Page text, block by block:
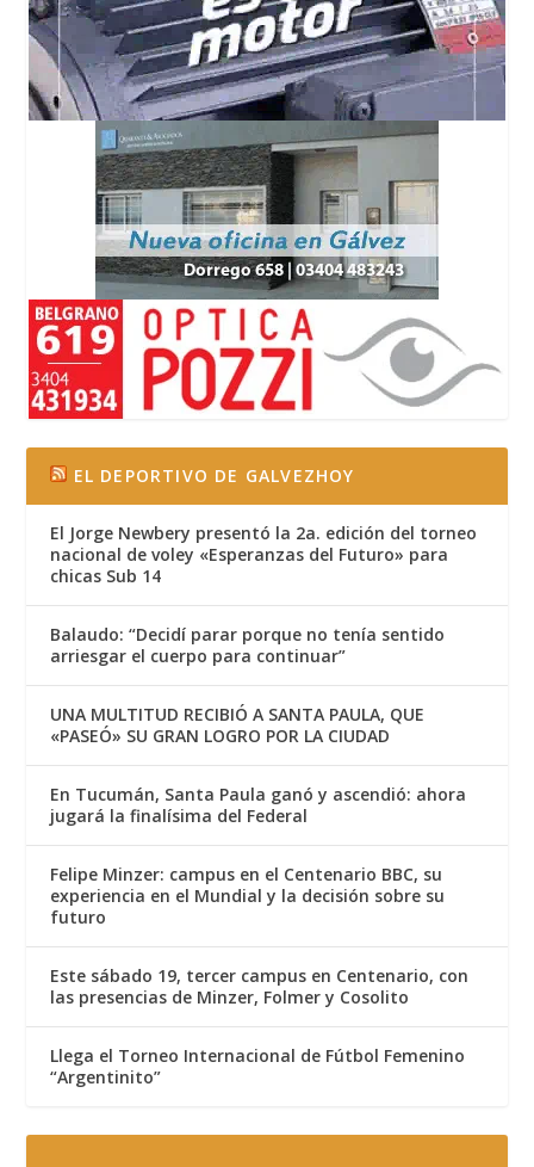
EL DEPORTIVO DE GALVEZHOY
El Jorge Newbery presentó la 2a. edición del torneo
nacional de voley «Esperanzas del Futuro» para
chicas Sub 14
Balaudo: “Decidí parar porque no tenía sentido
arriesgar el cuerpo para continuar”
UNA MULTITUD RECIBIÓ A SANTA PAULA, QUE
«PASEÓ» SU GRAN LOGRO POR LA CIUDAD
En Tucumán, Santa Paula ganó y ascendió: ahora
jugará la finalísima del Federal
Felipe Minzer: campus en el Centenario BBC, su
experiencia en el Mundial y la decisión sobre su
futuro
Este sábado 19, tercer campus en Centenario, con
las presencias de Minzer, Folmer y Cosolito
Llega el Torneo Internacional de Fútbol Femenino
“Argentinito”